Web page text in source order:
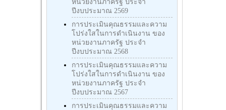
หน่วยงานภาครัฐ ประจำ
ปีงบประมาณ 2569
การประเมินคุณธรรมและความ
โปร่งใสในการดำเนินงาน ของ
หน่วยงานภาครัฐ ประจำ
ปีงบประมาณ 2568
การประเมินคุณธรรมและความ
โปร่งใสในการดำเนินงาน ของ
หน่วยงานภาครัฐ ประจำ
ปีงบประมาณ 2567
การประเมินคุณธรรมและความ